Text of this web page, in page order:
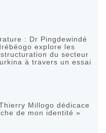
: Dr Pingdewindé
explore les
du secteur
à travers un essai
Millogo dédicace
de mon identité »